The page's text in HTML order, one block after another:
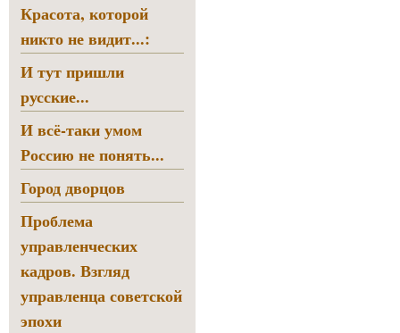
Красота, которой
никто не видит...:
И тут пришли
русские...
И всё-таки умом
Россию не понять...
Город дворцов
Проблема
управленческих
кадров. Взгляд
управленца советской
эпохи